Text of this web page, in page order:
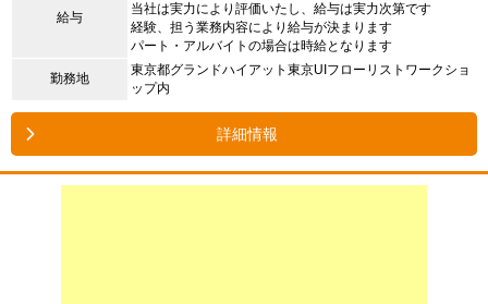
給与
当社は実力により評価いたし、給与は実力次第です
経験、担う業務内容により給与が決まります
パート・アルバイトの場合は時給となります
勤務地
東京都グランドハイアット東京UIフローリストワークショ
ップ内
詳細情報